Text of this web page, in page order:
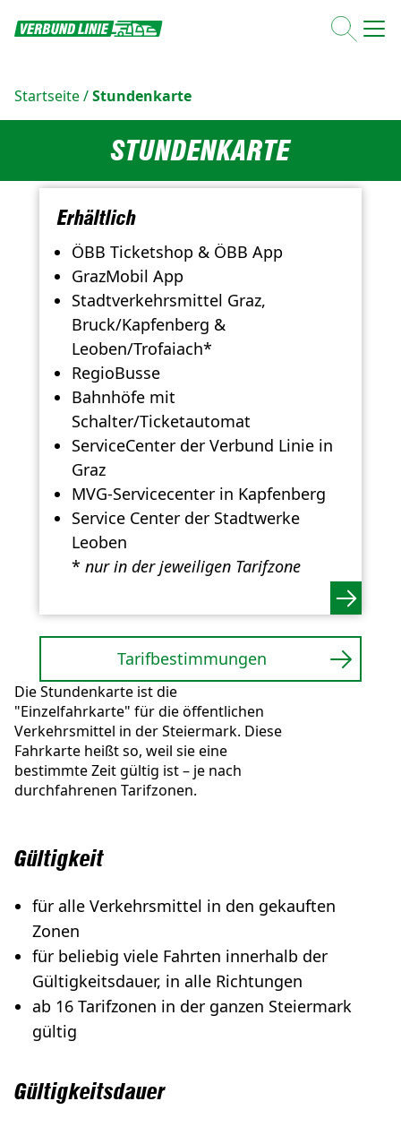
Startseite/Stundenkarte
STUNDENKARTE
Erhältlich
ÖBB Ticketshop & ÖBB App
GrazMobil App
Stadtverkehrsmittel Graz,
Bruck/Kapfenberg &
Leoben/Trofaiach*
RegioBusse
Bahnhöfe mit
Schalter/Ticketautomat
ServiceCenter der Verbund Linie in
Graz
MVG-Servicecenter in Kapfenberg
Service Center der Stadtwerke
Leoben
* nur in der jeweiligen Tarifzone
Tarifbestimmungen
Die Stundenkarte ist die
"Einzelfahrkarte" für die öffentlichen
Verkehrsmittel in der Steiermark. Diese
Fahrkarte heißt so, weil sie eine
bestimmte Zeit gültig ist – je nach
durchfahrenen Tarifzonen.
Gültigkeit
für alle Verkehrsmittel in den gekauften
Zonen
für beliebig viele Fahrten innerhalb der
Gültigkeitsdauer, in alle Richtungen
ab 16 Tarifzonen in der ganzen Steiermark
gültig
Gültigkeitsdauer